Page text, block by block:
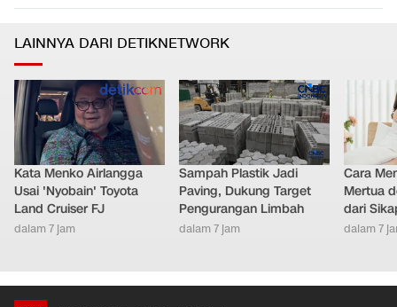
LAINNYA DARI DETIKNETWORK
Kata Menko Airlangga
Usai 'Nyobain' Toyota
Land Cruiser FJ
dalam 7 jam
Sampah Plastik Jadi
Paving, Dukung Target
Pengurangan Limbah
dalam 7 jam
Cara
Mertua
dari
dalam 7